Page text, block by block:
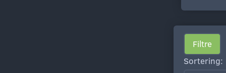
Filtre
Sortering: